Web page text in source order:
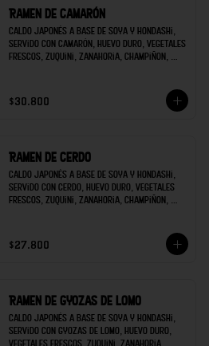
Ramen de camarón
Caldo japonés a base de soya y hondashi,
servido con camarón, huevo duro, vegetales
frescos, zuquini, zanahoria, champiñon,
$30.800
Ramen de cerdo
Caldo japonés a base de soya y hondashi,
servido con cerdo, huevo duro, vegetales
frescos, zuquini, zanahoria, champiñon,
$27.800
Ramen de gyozas de lomo
Caldo japonés a base de soya y hondashi,
servido con gyozas de lomo, huevo duro,
vegetales frescos, zuquini, zanahoria,